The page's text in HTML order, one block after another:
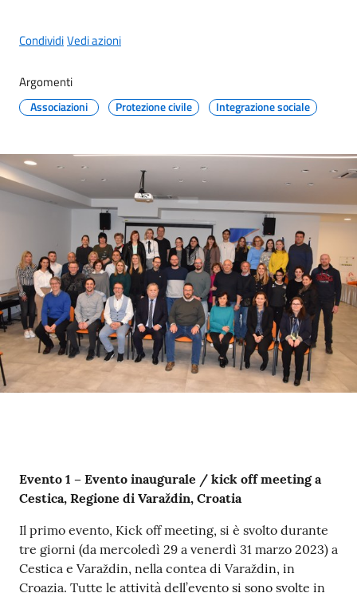
Progetti
Sostieni
Per
saperne
di
più
orari
Seguici
su
CondividiVedi azioni
Argomenti
Associazioni Protezione civile Integrazione sociale
Contenuto
Evento 1 – Evento inaugurale / kick off meeting a
Cestica, Regione di Varaždin, Croatia
Il primo evento, Kick off meeting, si è svolto durante
tre giorni (da mercoledì 29 a venerdì 31 marzo 2023) a
Cestica e Varaždin, nella contea di Varaždin, in
Croazia. Tutte le attività dell’evento si sono svolte in